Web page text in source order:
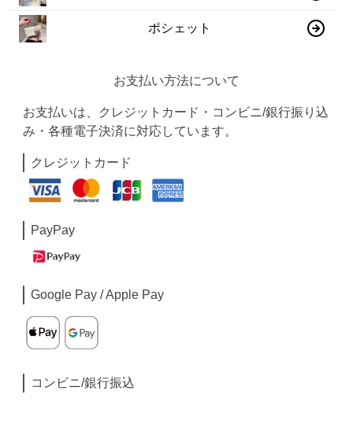
ポシェット
お支払い方法について
お支払いは、クレジットカード・コンビニ/銀行振り込
み・各種電子決済に対応しています。
クレジットカード
PayPay
Google Pay / Apple Pay
コンビニ/銀行振込